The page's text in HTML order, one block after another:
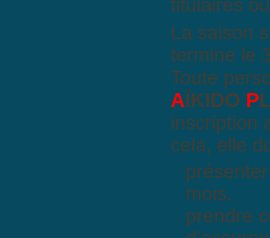
La saison
termine le
Toute
AÏKIDO P
inscription
cela, elle
mois,
prendre